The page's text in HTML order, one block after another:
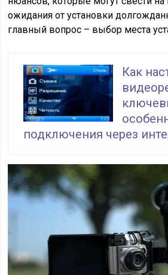
ожидания от установки
главный вопрос – выбор места
Как
подключения через